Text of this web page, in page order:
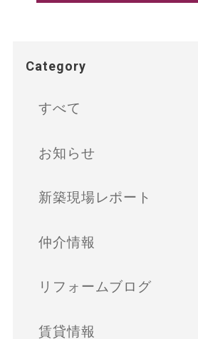
Category
すべて
お知らせ
新築現場レポート
仲介情報
リフォームブログ
賃貸情報